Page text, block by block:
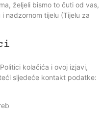
željeli bismo to čuti od vas,
nadzornom tijelu (Tijelu za
kolačića i ovoj izjavi,
sljedeće kontakt podatke: